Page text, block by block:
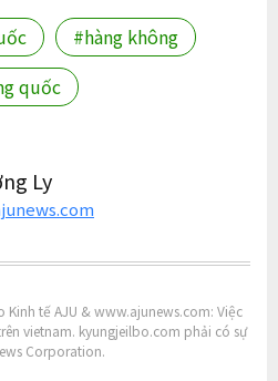
#hàng không
quốc
Ly
tế AJU & www.ajunews.com: Việc
vietnam. kyungjeilbo.com phải có sự
Corporation.